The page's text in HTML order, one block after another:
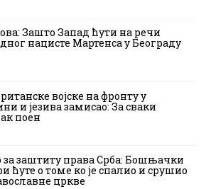
Зашто Запад ћути на речи
нацисте Мартенса у Београду
војске на фронту у
и језива замисао: За сваки
поен
за заштиту права Срба: Бошњачки
ћуте о томе ко је спалио и срушио
цркве